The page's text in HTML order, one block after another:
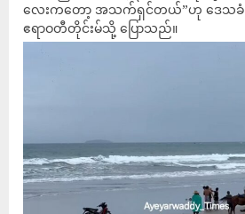
လေးကတော့ အသက်ရှင်တယ်”ဟု ဒေသခံ
ဧရာဝတီတိုင်းမ်သို့ ပြောသည်။